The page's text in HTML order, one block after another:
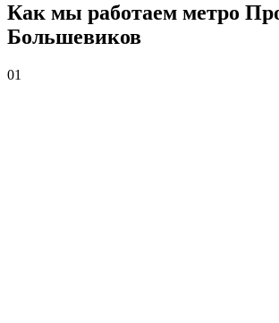
Как мы работаем метро
Большевиков
01